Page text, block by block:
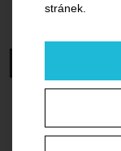
stránek.